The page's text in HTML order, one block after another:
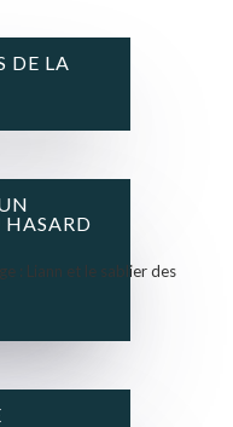
DE LA
HASARD